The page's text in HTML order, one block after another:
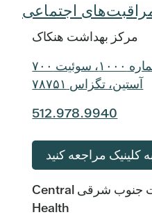
اجتماعی
مرکز بهداشت هنکاک
آستین، تگزاس ۷۸۷۵۱
512.978.9940
کلینیک مراجعه کنید
مرکز بهداشت و سلامت جنوب شرقی Central
Health